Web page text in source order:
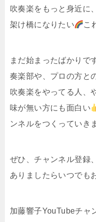
吹奏楽をもっと身近に
架け橋になりたい
こ
まだ始まったばかりで
奏楽部や、プロの方と
吹奏楽をやってる人、
味が無い方にも面白い
ンネルをつくっていき
ぜひ、チャンネル登録
ありましたらいつでも
加藤響子YouTubeチャ